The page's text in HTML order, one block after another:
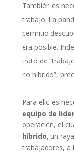
También es
trabajo. La
permitió
era posible.
trató de
no híbrido”,
Para ello es
equipo de
operación, el
híbrido, un
trabajadores, a